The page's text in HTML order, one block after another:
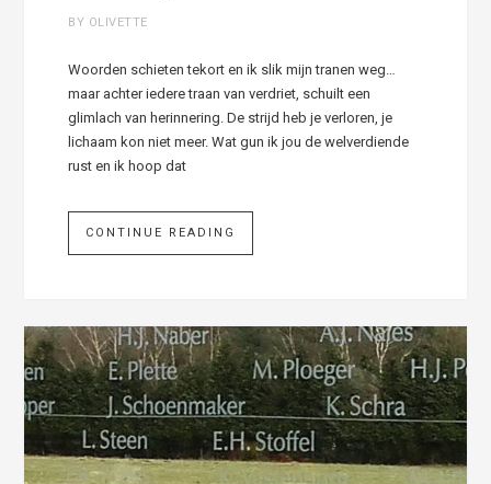
BY OLIVETTE
Woorden schieten tekort en ik slik mijn tranen weg…
maar achter iedere traan van verdriet, schuilt een
glimlach van herinnering. De strijd heb je verloren, je
lichaam kon niet meer. Wat gun ik jou de welverdiende
rust en ik hoop dat
CONTINUE READING